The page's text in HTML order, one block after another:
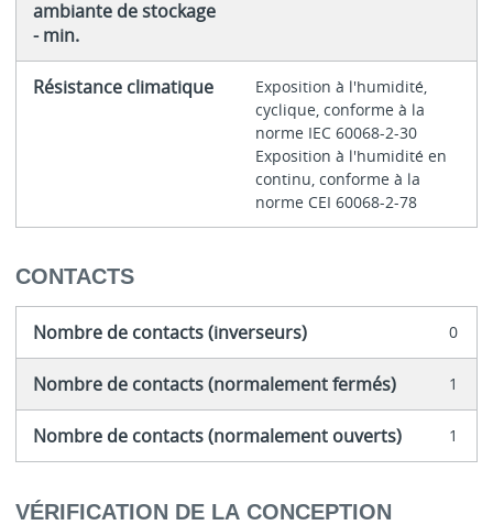
ambiante de stockage
- min.
Résistance climatique
Exposition à l'humidité,
cyclique, conforme à la
norme IEC 60068-2-30
Exposition à l'humidité en
continu, conforme à la
norme CEI 60068-2-78
CONTACTS
Nombre de contacts (inverseurs) 0
Nombre de contacts (normalement fermés) 1
Nombre de contacts (normalement ouverts) 1
VÉRIFICATION DE LA CONCEPTION